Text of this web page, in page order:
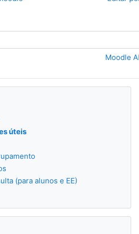
Moodle
úteis
(para alunos e EE)